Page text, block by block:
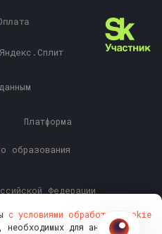
с условиями обработки cookie
для аналитики.